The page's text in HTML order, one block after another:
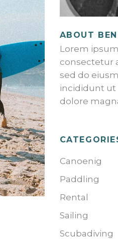
ABOUT
Lorem
consectetur
sed do
incididunt ut
dolore
Canoenig
Paddling
Rental
Sailing
Scubadiving